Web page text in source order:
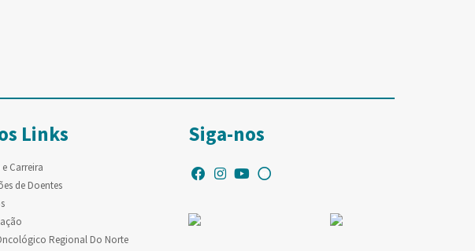
Links
Carreira
de Doentes
Regional Do Norte
Siga-nos